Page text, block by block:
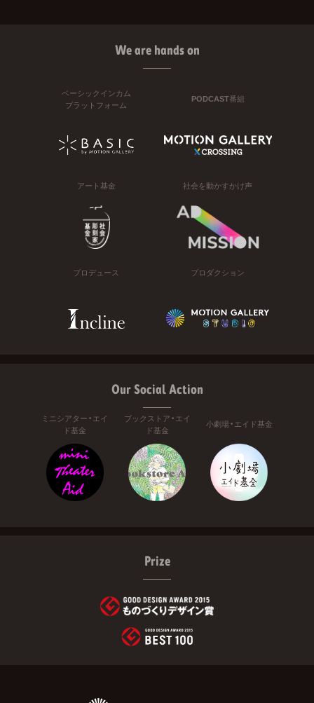
We are hands on
ベーシックインカム
プラットフォーム
PODCAST番組
アート基金 社会を動かすかけ声
プロデュース プロダクション
Our Social Action
ミニシアター・エイ
ド基金
ブックストア・エイ
ド基金
小劇場・エイド基金
Prize